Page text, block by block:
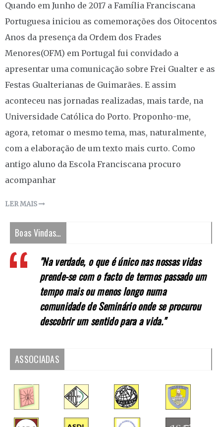
Quando em Junho de 2017 a Família Franciscana
Portuguesa iniciou as comemorações dos Oitocentos
Anos da presença da Ordem dos Frades
Menores(OFM) em Portugal fui convidado a
apresentar uma comunicação sobre Frei Gualter e as
Festas Gualterianas de Guimarães. E assim
aconteceu nas jornadas realizadas, mais tarde, na
Universidade Católica do Porto. Proponho-me,
agora, retomar o mesmo tema, mas, naturalmente,
com a elaboração de um texto mais curto. Como
antigo aluno da Escola Franciscana procuro
acompanhar
LER MAIS
Boas Vindas…
"Na verdade, o que é único nas nossas vidas
prende-se com o facto de termos passado um
tempo mais ou menos longo numa
comunidade de Seminário onde se procurou
descobrir um sentido para a vida."
ASSOCIADAS